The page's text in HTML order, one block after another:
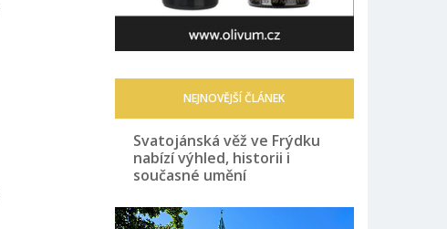
NEJNOVĚJŠÍ ČLÁNEK
Svatojánská věž ve Frýdku
nabízí výhled, historii i
současné umění